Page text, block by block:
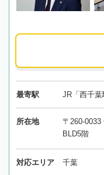
最寄駅 JR「西千
所在地
〒260-0033
BLD5階
対応エリア 千葉